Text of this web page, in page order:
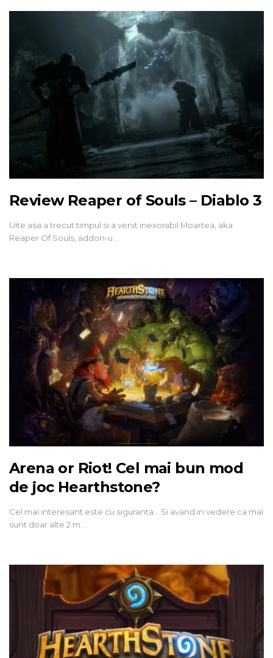
Review Reaper of Souls – Diablo 3
Uite asa a trecut timpul si a venit inexorabil Moartea, aka
Reaper Of Souls, addon-u…
Arena or Riot! Cel mai bun mod
de joc Hearthstone?
Cel mai interesant este cu siguranta... Si avand in vedere ca mai
sunt doar alte 2 m…